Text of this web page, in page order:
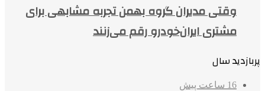
وقتی مدیران گروه بهمن تجربه مشابهی برای
مشتری ایران‌خودرو رقم می‌زنند
پربازدید سال
16 ساعت پیش